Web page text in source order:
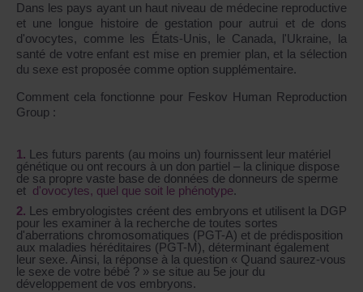
Dans les pays ayant un haut niveau de médecine reproductive
et une longue histoire de gestation pour autrui et de dons
d'ovocytes, comme les États-Unis, le Canada, l'Ukraine, la
santé de votre enfant est mise en premier plan, et la sélection
du sexe est proposée comme option supplémentaire.
Comment cela fonctionne pour Feskov Human Reproduction
Group :
Les futurs parents (au moins un) fournissent leur matériel
génétique ou ont recours à un don partiel – la clinique dispose
de sa propre vaste base de données de donneurs de sperme
et d'ovocytes, quel que soit le phénotype.
Les embryologistes créent des embryons et utilisent la DGP
pour les examiner à la recherche de toutes sortes
d'aberrations chromosomatiques (PGT-A) et de prédisposition
aux maladies héréditaires (PGT-M), déterminant également
leur sexe. Ainsi, la réponse à la question « Quand saurez-vous
le sexe de votre bébé ? » se situe au 5e jour du
développement de vos embryons.